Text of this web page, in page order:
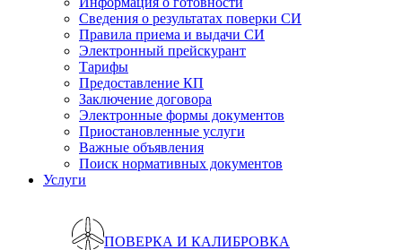
Сведения о результатах поверки СИ
Правила приема и выдачи СИ
Электронный прейскурант
Тарифы
Предоставление КП
Заключение договора
Электронные формы документов
Приостановленные услуги
Важные объявления
Поиск нормативных документов
Услуги
ПОВЕРКА И КАЛИБРОВКА